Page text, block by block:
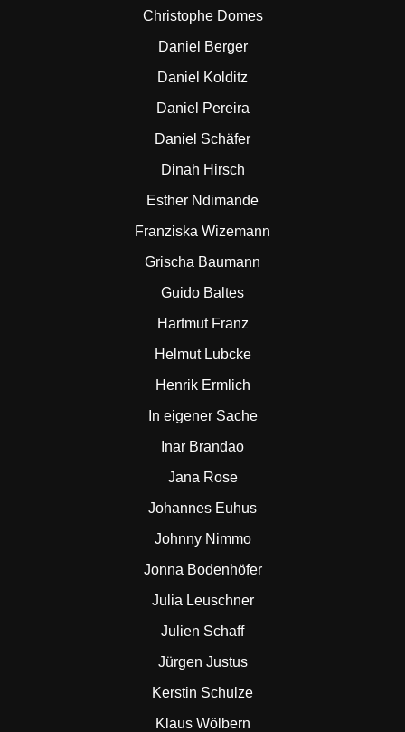
Christophe Domes
Daniel Berger
Daniel Kolditz
Daniel Pereira
Daniel Schäfer
Dinah Hirsch
Esther Ndimande
Franziska Wizemann
Grischa Baumann
Guido Baltes
Hartmut Franz
Helmut Lubcke
Henrik Ermlich
In eigener Sache
Inar Brandao
Jana Rose
Johannes Euhus
Johnny Nimmo
Jonna Bodenhöfer
Julia Leuschner
Julien Schaff
Jürgen Justus
Kerstin Schulze
Klaus Wölbern